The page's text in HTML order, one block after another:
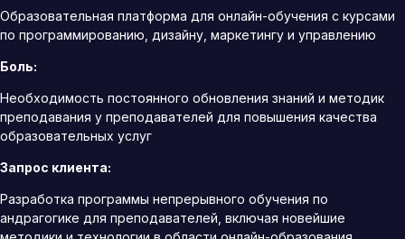
Образовательная платформа для онлайн-обучения с курсами
по программированию, дизайну, маркетингу и управлению
Боль:
Необходимость постоянного обновления знаний и методик
преподавания у преподавателей для повышения качества
образовательных услуг
Запрос клиента:
Разработка программы непрерывного обучения по
андрагогике для преподавателей, включая новейшие